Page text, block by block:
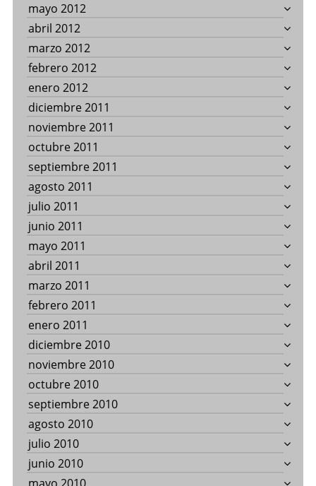
mayo 2012
abril 2012
marzo 2012
febrero 2012
enero 2012
diciembre 2011
noviembre 2011
octubre 2011
septiembre 2011
agosto 2011
julio 2011
junio 2011
mayo 2011
abril 2011
marzo 2011
febrero 2011
enero 2011
diciembre 2010
noviembre 2010
octubre 2010
septiembre 2010
agosto 2010
julio 2010
junio 2010